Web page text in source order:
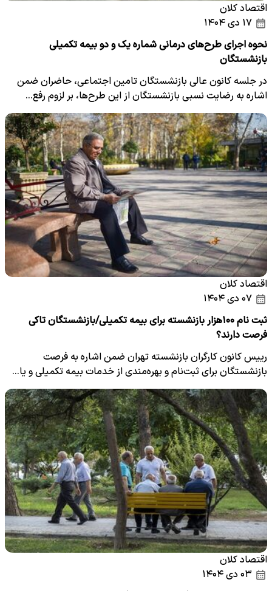
اقتصاد کلان
نحوه اجرای طرح‌های درمانی شماره یک و دو بیمه تکمیلی
بازنشستگان
در جلسه کانون عالی بازنشستگان تامین اجتماعی، حاضران ضمن
اشاره به رضایت نسبی بازنشستگان از این طرح‌ها، بر لزوم رفع…
اقتصاد کلان
ثبت نام ۱۰۰هزار بازنشسته برای بیمه تکمیلی/بازنشستگان تاکی
فرصت دارند؟
رییس کانون کارگران بازنشسته تهران ضمن اشاره به فرصت
بازنشستگان برای ثبت‌نام و بهره‌مندی از خدمات بیمه تکمیلی و یا…
اقتصاد کلان